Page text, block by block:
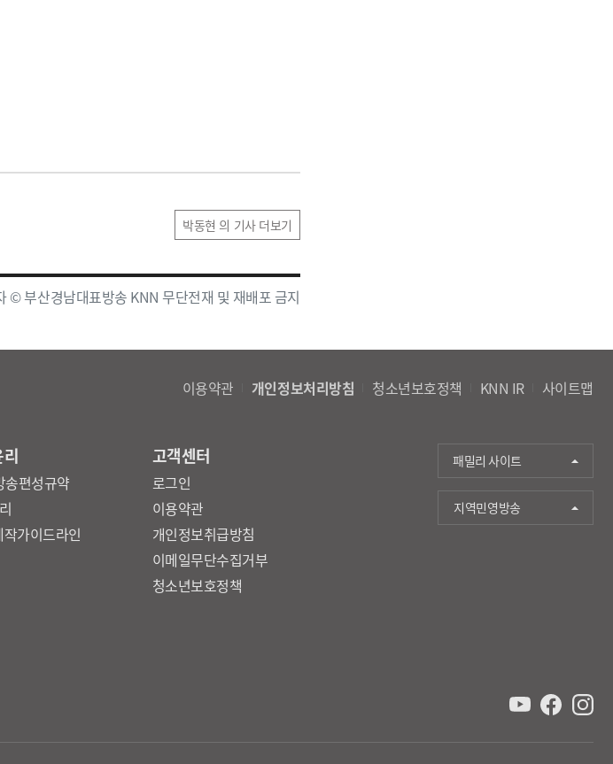
박동현 의 기사 더보기
© 부산경남대표방송 KNN 무단전재 및 재배포 금지
이용약관 개인정보처리방침 청소년보호정책 KNN IR 사이트맵
송편성규약
가이드라인
고객센터
로그인
이용약관
개인정보취급방침
이메일무단수집거부
청소년보호정책
패밀리 사이트
지역민영방송